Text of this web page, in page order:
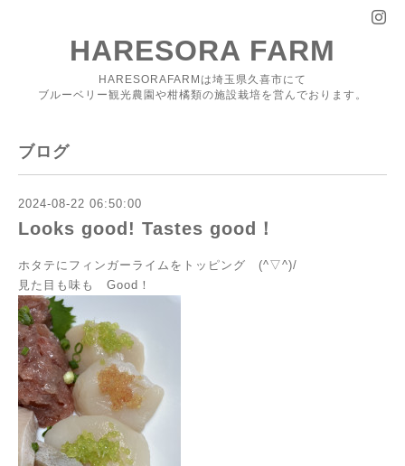
HARESORA FARM
HARESORAFARMは埼玉県久喜市にて
ブルーベリー観光農園や柑橘類の施設栽培を営んでおります。
ブログ
2024-08-22 06:50:00
Looks good! Tastes good！
ホタテにフィンガーライムをトッピング (^▽^)/
見た目も味も Good！